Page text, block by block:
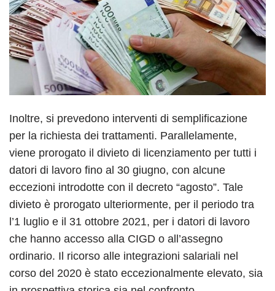
Inoltre, si prevedono interventi di semplificazione
per la richiesta dei trattamenti. Parallelamente,
viene prorogato il divieto di licenziamento per tutti i
datori di lavoro fino al 30 giugno, con alcune
eccezioni introdotte con il decreto “agosto”. Tale
divieto è prorogato ulteriormente, per il periodo tra
l’1 luglio e il 31 ottobre 2021, per i datori di lavoro
che hanno accesso alla CIGD o all’assegno
ordinario. Il ricorso alle integrazioni salariali nel
corso del 2020 è stato eccezionalmente elevato, sia